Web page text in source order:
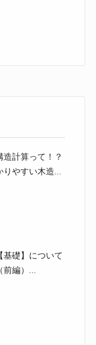
造計算って！？
りやすい木造...
基礎】について
前編）...